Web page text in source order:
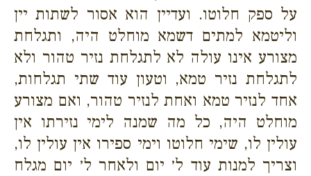
על ספק חלוטו. ועדיין הוא אסור לשתות יין
וליטמא למתים דשמא מוחלט היה, ותגלחת
מצורע אינו עולה לא לתגלחת נזיר טהור ולא
לתגלחת נזיר טמא, וטעון עוד שתי תגלחות,
אחד לנזיר טמא ואחת לנזיר טהור, ואם מצורע
מוחלט היה, כל מה שמנה לימי נזירתו אין
עולין לו, שימי חלוטו וימי ספירו אין עולין לו,
וצריך למנות עוד ל׳ יום ולאחר ל׳ יום מגלח